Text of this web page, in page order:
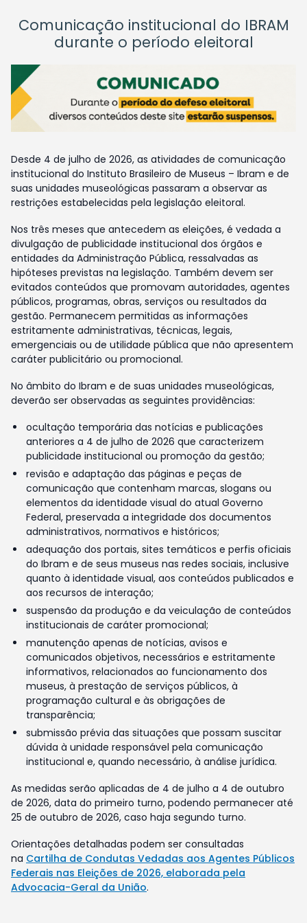
Comunicação institucional do IBRAM
durante o período eleitoral
Desde 4 de julho de 2026, as atividades de comunicação
institucional do Instituto Brasileiro de Museus – Ibram e de
suas unidades museológicas passaram a observar as
restrições estabelecidas pela legislação eleitoral.
Nos três meses que antecedem as eleições, é vedada a
divulgação de publicidade institucional dos órgãos e
entidades da Administração Pública, ressalvadas as
hipóteses previstas na legislação. Também devem ser
evitados conteúdos que promovam autoridades, agentes
públicos, programas, obras, serviços ou resultados da
gestão. Permanecem permitidas as informações
estritamente administrativas, técnicas, legais,
emergenciais ou de utilidade pública que não apresentem
caráter publicitário ou promocional.
No âmbito do Ibram e de suas unidades museológicas,
deverão ser observadas as seguintes providências:
ocultação temporária das notícias e publicações
anteriores a 4 de julho de 2026 que caracterizem
publicidade institucional ou promoção da gestão;
revisão e adaptação das páginas e peças de
comunicação que contenham marcas, slogans ou
elementos da identidade visual do atual Governo
Federal, preservada a integridade dos documentos
administrativos, normativos e históricos;
adequação dos portais, sites temáticos e perfis oficiais
do Ibram e de seus museus nas redes sociais, inclusive
quanto à identidade visual, aos conteúdos publicados e
aos recursos de interação;
suspensão da produção e da veiculação de conteúdos
institucionais de caráter promocional;
manutenção apenas de notícias, avisos e
comunicados objetivos, necessários e estritamente
informativos, relacionados ao funcionamento dos
museus, à prestação de serviços públicos, à
programação cultural e às obrigações de
transparência;
submissão prévia das situações que possam suscitar
dúvida à unidade responsável pela comunicação
institucional e, quando necessário, à análise jurídica.
As medidas serão aplicadas de 4 de julho a 4 de outubro
de 2026, data do primeiro turno, podendo permanecer até
25 de outubro de 2026, caso haja segundo turno.
Orientações detalhadas podem ser consultadas
na Cartilha de Condutas Vedadas aos Agentes Públicos
Federais nas Eleições de 2026, elaborada pela
Advocacia-Geral da União.